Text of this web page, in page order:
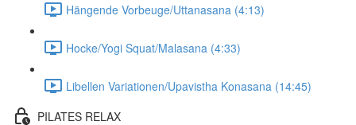
Hängende Vorbeuge/Uttanasana (4:13)
Hocke/Yogi Squat/Malasana (4:33)
Libellen Variationen/Upavistha Konasana (14:45)
PILATES RELAX